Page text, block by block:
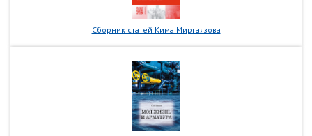
Сборник статей Кима Миргаязова